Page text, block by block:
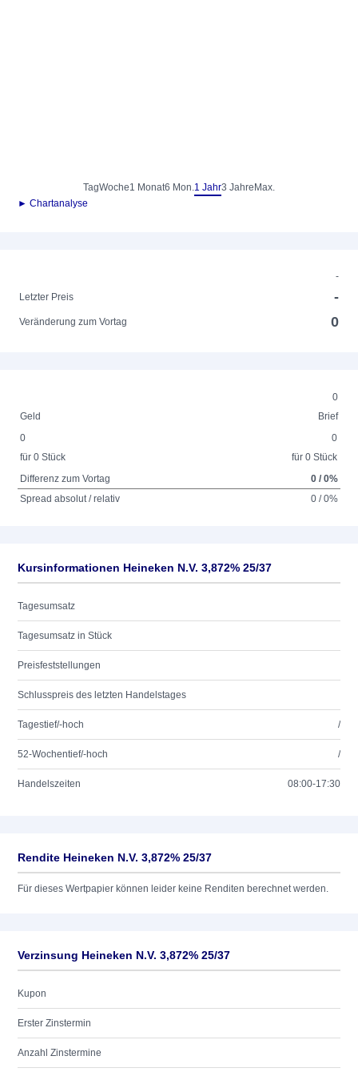
TagWoche1 Monat6 Mon.1 Jahr3 Jahre Max.
► Chartanalyse
-
Letzter Preis
-
Veränderung zum Vortag 0
0
Geld
Brief
0
für 0 Stück
0
für 0 Stück
Differenz zum Vortag
0 / 0%
Spread absolut / relativ
0 / 0%
Kursinformationen Heineken N.V. 3,872% 25/37
Tagesumsatz
Tagesumsatz in Stück
Preisfeststellungen
Schlusspreis des letzten Handelstages
Tagestief/-hoch /
52-Wochentief/-hoch /
Handelszeiten 08:00-17:30
Rendite Heineken N.V. 3,872% 25/37
Für dieses Wertpapier können leider keine Renditen berechnet werden.
Verzinsung Heineken N.V. 3,872% 25/37
Kupon
Erster Zinstermin
Anzahl Zinstermine